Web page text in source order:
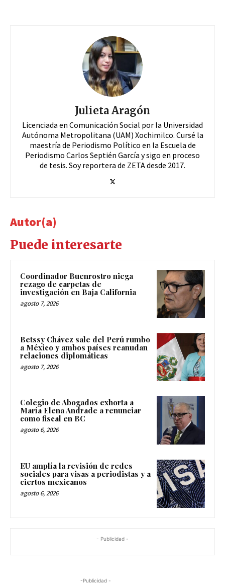
Julieta Aragón
Licenciada en Comunicación Social por la Universidad
Autónoma Metropolitana (UAM) Xochimilco. Cursé la
maestría de Periodismo Político en la Escuela de
Periodismo Carlos Septién García y sigo en proceso
de tesis. Soy reportera de ZETA desde 2017.
Autor(a)
Puede interesarte
Coordinador Buenrostro niega
rezago de carpetas de
investigación en Baja California
agosto 7, 2026
Betssy Chávez sale del Perú rumbo
a México y ambos países reanudan
relaciones diplomáticas
agosto 7, 2026
Colegio de Abogados exhorta a
María Elena Andrade a renunciar
como fiscal en BC
agosto 6, 2026
EU amplía la revisión de redes
sociales para visas a periodistas y a
ciertos mexicanos
agosto 6, 2026
- Publicidad -
-Publicidad -